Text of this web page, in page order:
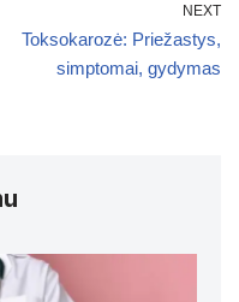
NEXT
Toksokarozė: Priežastys,
simptomai, gydymas